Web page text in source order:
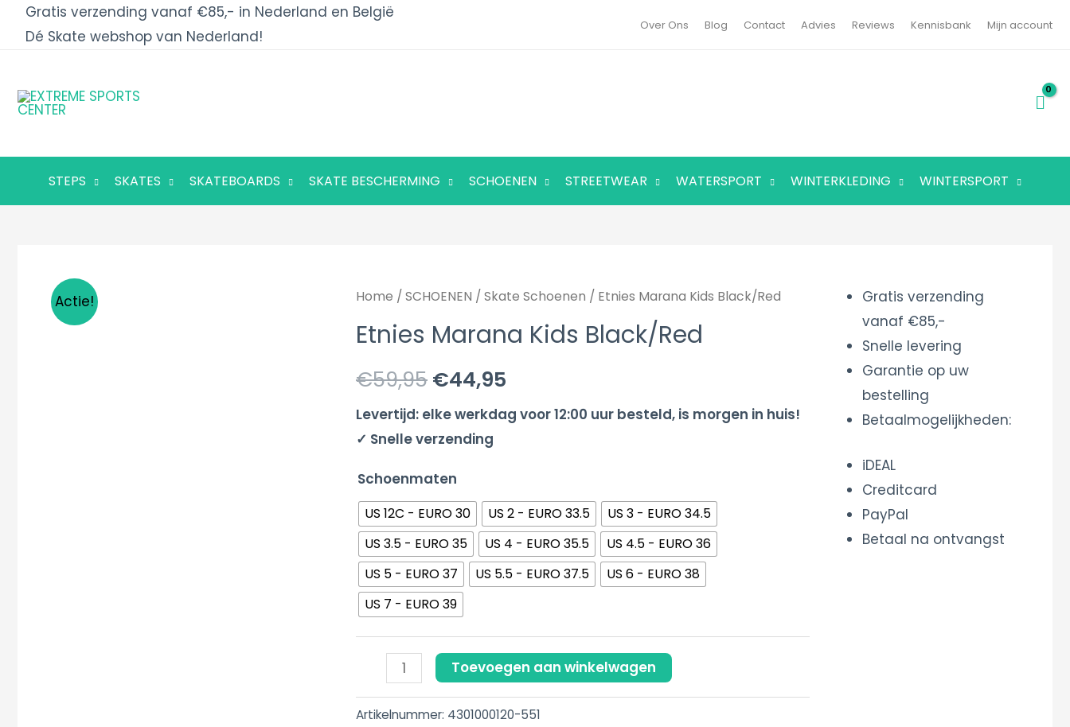
naar
inhoud
Gratis verzending vanaf €85,- in Nederland en België
Dé Skate webshop van Nederland!
Over Ons Blog Contact Advies Reviews Kennisbank Mijn account
STEPS SKATES SKATEBOARDS SKATE BESCHERMING SCHOENEN STREETWEAR WATERSPORT WINTERKLEDING WINTERSPORT
Actie!
Gratis verzending
vanaf €85,-
Snelle levering
Garantie op uw
bestelling
Betaalmogelijkheden:
iDEAL
Creditcard
PayPal
Betaal na ontvangst
Home / SCHOENEN / Skate Schoenen / Etnies Marana Kids Black/Red
Etnies Marana Kids Black/Red
€59,95
Oorspronkelijke
prijs
was:
€59,95.
€44,95
Huidige
prijs
€44,95.
Levertijd: elke werkdag voor 12:00 uur besteld, is morgen in huis!
✓ Snelle verzending
Schoenmaten
US 12C - EURO 30 US 2 - EURO 33.5
US 3 - EURO 34.5
US 3.5 - EURO 35
US 4 - EURO 35.5
US 4.5 - EURO 36
US 5 - EURO 37
US 5.5 - EURO 37.5
US 6 - EURO 38
US 7 - EURO 39
Etnies
Marana
Kids
Black/Red
aantal
Toevoegen aan winkelwagen
Artikelnummer: 4301000120-551